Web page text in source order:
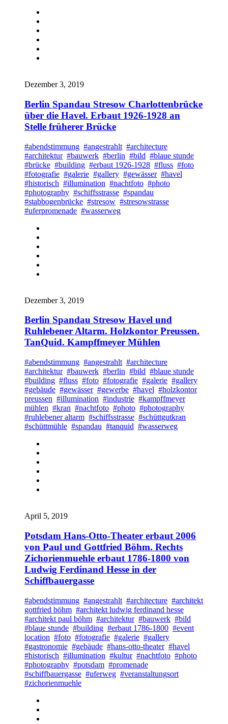
Dezember 3, 2019
Berlin Spandau Stresow Charlottenbrücke
über die Havel. Erbaut 1926-1928 an
Stelle früherer Brücke
#abendstimmung #angestrahlt #architecture
#architektur #bauwerk #berlin #bild #blaue stunde
#brücke #building #erbaut 1926-1928 #fluss #foto
#fotografie #galerie #gallery #gewässer #havel
#historisch #illumination #nachtfoto #photo
#photography #schiffsstrasse #spandau
#stabbogenbrücke #stresow #stresowstrasse
#uferpromenade #wasserweg
Dezember 3, 2019
Berlin Spandau Stresow Havel und
Ruhlebener Altarm. Holzkontor Preussen.
TanQuid. Kampffmeyer Mühlen
#abendstimmung #angestrahlt #architecture
#architektur #bauwerk #berlin #bild #blaue stunde
#building #fluss #foto #fotografie #galerie #gallery
#gebäude #gewässer #gewerbe #havel #holzkontor
preussen #illumination #industrie #kampffmeyer
mühlen #kran #nachtfoto #photo #photography
#ruhlebener altarm #schiffsstrasse #schüttgutkran
#schüttmühle #spandau #tanquid #wasserweg
April 5, 2019
Potsdam Hans-Otto-Theater erbaut 2006
von Paul und Gottfried Böhm. Rechts
Zichorienmuehle erbaut 1786-1800 von
Ludwig Ferdinand Hesse in der
Schiffbauergasse
#abendstimmung #angestrahlt #architecture #architekt
gottfried böhm #architekt ludwig ferdinand hesse
#architekt paul böhm #architektur #bauwerk #bild
#blaue stunde #building #erbaut 1786-1800 #event
location #foto #fotografie #galerie #gallery
#gastronomie #gebäude #hans-otto-theater #havel
#historisch #illumination #kultur #nachtfoto #photo
#photography #potsdam #promenade
#schiffbauergasse #uferweg #veranstaltungsort
#zichorienmuehle